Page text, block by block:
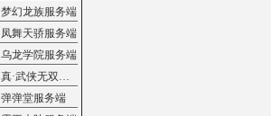
梦幻龙族服务端
凤舞天骄服务端
乌龙学院服务端
真·武侠无双服务端
弹弹堂服务端